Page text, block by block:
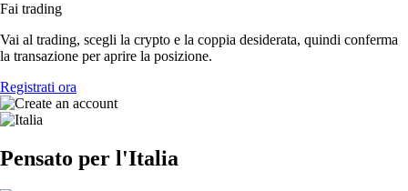
Fai trading
Vai al trading, scegli la crypto e la coppia desiderata, quindi conferma
la transazione per aprire la posizione.
Registrati ora
Pensato per l'Italia